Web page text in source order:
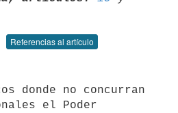
Referencias al artículo
el Poder